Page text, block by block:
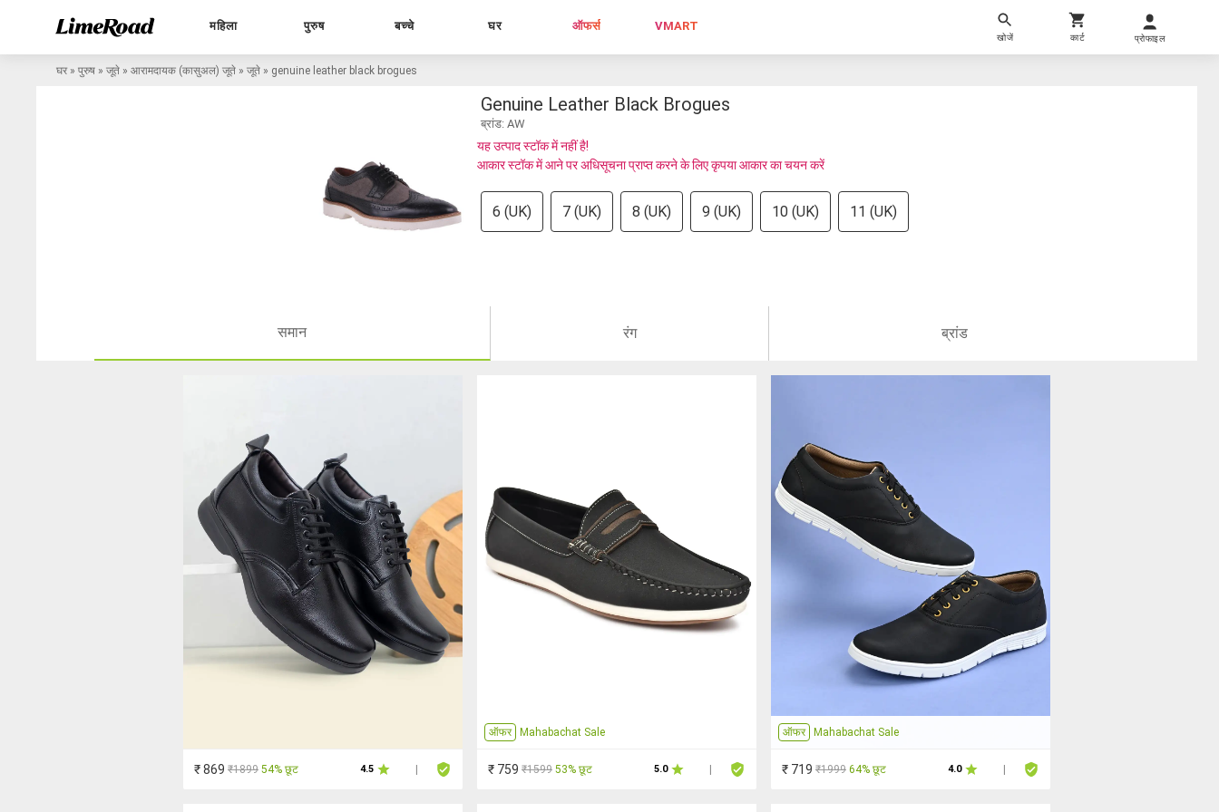
महिला पुरुष बच्चे घर ऑफर्स VMART
खोजें कार्ट प्रोफाइल
घर » पुरुष » जूते » आरामदायक (कासुअल) जूते » जूते » genuine leather black brogues
Genuine Leather Black Brogues
ब्रांड: AW
यह उत्पाद स्टॉक में नहीं है!
आकार स्टॉक में आने पर अधिसूचना प्राप्त करने के लिए कृपया आकार का चयन करें
6 (UK) 7 (UK) 8 (UK) 9 (UK) 10 (UK) 11 (UK)
समान रंग ब्रांड
₹ 869 ₹1899 54% छूट 4.5
ऑफर Mahabachat Sale
₹ 759 ₹1599 53% छूट 5.0
ऑफर Mahabachat Sale
₹ 719 ₹1999 64% छूट 4.0